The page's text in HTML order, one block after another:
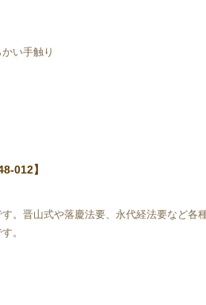
い手触り
012】
。晋山式や落慶法要、永代経法要など各
。